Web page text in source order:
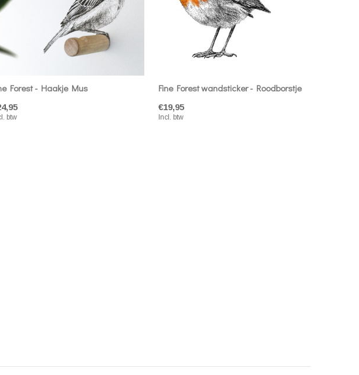
Forest - Haakje Mus
btw
Fine Forest wandsticker - Roodborstje
€19,95
Incl. btw